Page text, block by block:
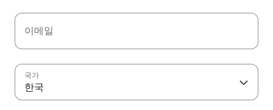
이메일
국가
한국